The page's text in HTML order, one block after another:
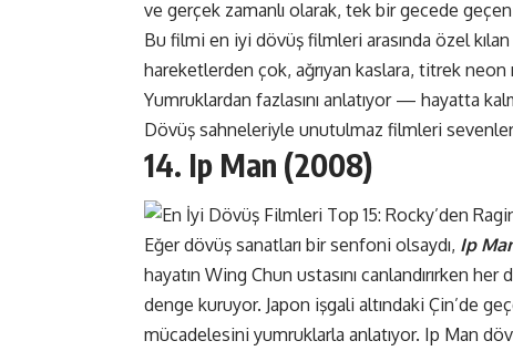
ve gerçek zamanlı olarak, tek bir gecede
Bu filmi en iyi dövüş filmleri arasında özel
hareketlerden çok, ağrıyan kaslara, titrek neon
Yumruklardan fazlasını anlatıyor — hayatta
Dövüş sahneleriyle unutulmaz filmleri
14. Ip Man (2008)
Eğer dövüş sanatları bir senfoni olsaydı, Ip
hayatın Wing Chun ustasını canlandırırken
denge kuruyor. Japon işgali altındaki Çin’de
mücadelesini yumruklarla anlatıyor. Ip Man